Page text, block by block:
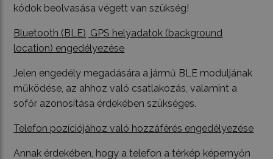
kódok beolvasása végett van szükség!
Bluetooth (BLE), GPS helyadatok (background
location) engedélyezése
Jelen engedély megadására a jármű BLE moduljának
működése, az ahhoz való csatlakozás, valamint a
sofőr azonosítása érdekében szükséges.
Telefon pozíciójához való hozzáférés engedélyezése
Annak érdekében, hogy a telefon a térkép képernyőn